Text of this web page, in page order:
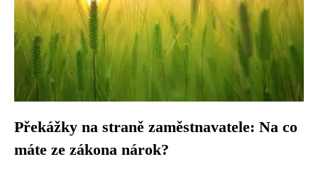
Překážky na straně zaměstnavatele: Na co
máte ze zákona nárok?